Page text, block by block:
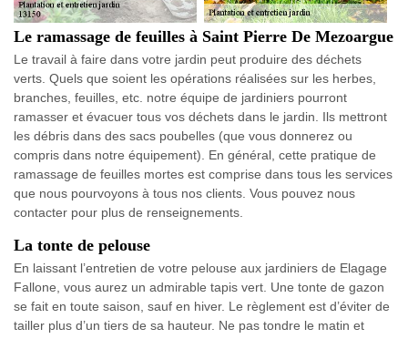
Le ramassage de feuilles à Saint Pierre De Mezoargue
Le travail à faire dans votre jardin peut produire des déchets
verts. Quels que soient les opérations réalisées sur les herbes,
branches, feuilles, etc. notre équipe de jardiniers pourront
ramasser et évacuer tous vos déchets dans le jardin. Ils mettront
les débris dans des sacs poubelles (que vous donnerez ou
compris dans notre équipement). En général, cette pratique de
ramassage de feuilles mortes est comprise dans tous les services
que nous pourvoyons à tous nos clients. Vous pouvez nous
contacter pour plus de renseignements.
La tonte de pelouse
En laissant l’entretien de votre pelouse aux jardiniers de Elagage
Fallone, vous aurez un admirable tapis vert. Une tonte de gazon
se fait en toute saison, sauf en hiver. Le règlement est d’éviter de
tailler plus d’un tiers de sa hauteur. Ne pas tondre le matin et